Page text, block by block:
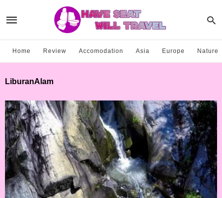
Home Review Accomodation Asia Europe Nature
LiburanAlam